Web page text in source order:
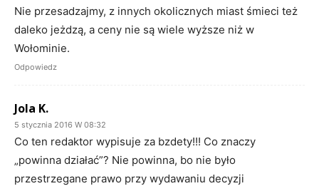
Nie przesadzajmy, z innych okolicznych miast śmieci też
daleko jeżdzą, a ceny nie są wiele wyższe niż w
Wołominie.
Odpowiedz
Jola K.
5 stycznia 2016 W 08:32
Co ten redaktor wypisuje za bzdety!!! Co znaczy
„powinna działać”? Nie powinna, bo nie było
przestrzegane prawo przy wydawaniu decyzji